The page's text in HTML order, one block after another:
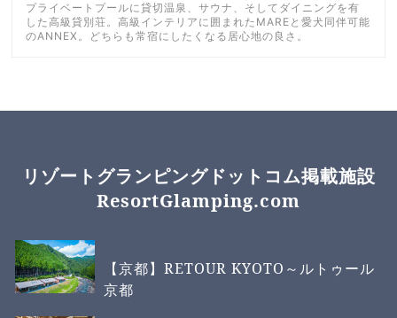
プライベートプールに貸切温泉、サウナ、そしてダイニングを有
した高級貸別荘。高級インテリアに囲まれたMAREと愛犬同伴可能
のANNEX。どちらも常宿にしたくなる居心地の良さ。
リゾートグランピングドットコム掲載施設
ResortGlamping.com
【京都】RETOUR KYOTO～ルトゥール
京都